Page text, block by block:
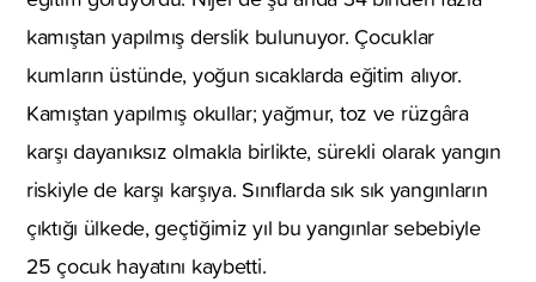
kamıştan yapılmış derslik bulunuyor. Çocuklar
kumların üstünde, yoğun sıcaklarda eğitim alıyor.
Kamıştan yapılmış okullar; yağmur, toz ve rüzgâra
karşı dayanıksız olmakla birlikte, sürekli olarak yangın
riskiyle de karşı karşıya. Sınıflarda sık sık yangınların
çıktığı ülkede, geçtiğimiz yıl bu yangınlar sebebiyle
25 çocuk hayatını kaybetti.